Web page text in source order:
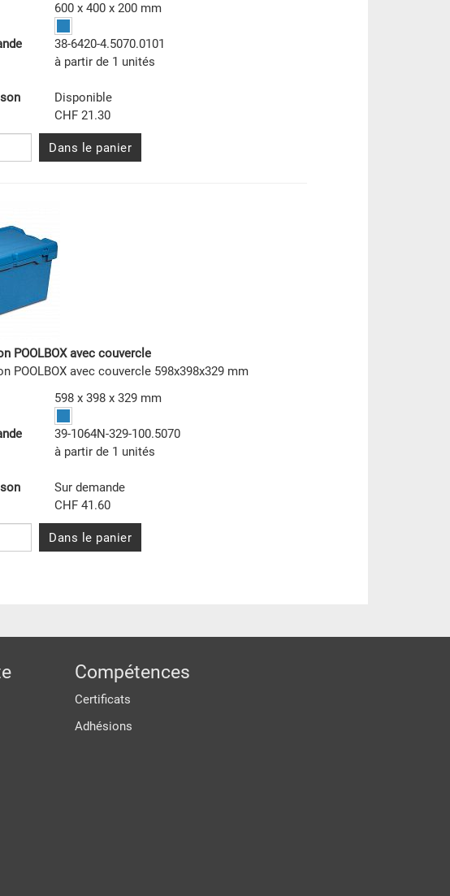
600 x 400 x 200 mm
38-6420-4.5070.0101
à partir de 1 unités
Disponible
CHF 21.30
Dans le panier
POOLBOX avec couvercle
POOLBOX avec couvercle 598x398x329 mm
598 x 398 x 329 mm
39-1064N-329-100.5070
à partir de 1 unités
Sur demande
CHF 41.60
Dans le panier
Compétences
Certificats
Adhésions